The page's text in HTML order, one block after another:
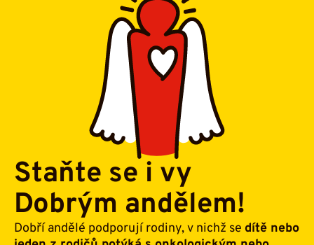
Staňte se i vy
Dobrým andělem!
Dobří andělé podporují rodiny, v nichž se dítě nebo